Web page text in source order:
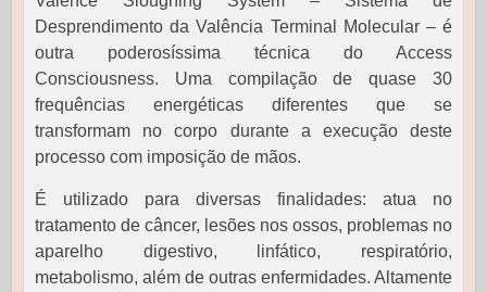
Desprendimento da Valência Terminal Molecular – é
outra poderosíssima técnica do Access
Consciousness. Uma compilação de quase 30
frequências energéticas diferentes que se
transformam no corpo durante a execução deste
processo com imposição de mãos.
É utilizado para diversas finalidades: atua no
tratamento de câncer, lesões nos ossos, problemas no
aparelho digestivo, linfático, respiratório,
metabolismo, além de outras enfermidades. Altamente